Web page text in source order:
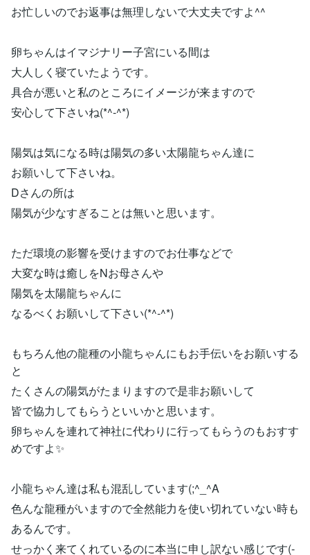
お忙しいのでお返事は無理しないで大丈夫ですよ^^
卵ちゃんはイマジナリー子宮にいる間は
大人しく寝ていたようです。
具合が悪いと私のところにイメージが来ますので
安心して下さいね(*^-^*)
陽気は気になる時は陽気の多い太陽龍ちゃん達に
お願いして下さいね。
Dさんの所は
陽気が少なすぎることは無いと思います。
ただ環境の影響を受けますのでお仕事などで
大変な時は癒しをNお母さんや
陽気を太陽龍ちゃんに
なるべくお願いして下さい(*^-^*)
もちろん他の龍種の小龍ちゃんにもお手伝いをお願いする
と
たくさんの陽気がたまりますので是非お願いして
皆で協力してもらうといいかと思います。
卵ちゃんを連れて神社に代わりに行ってもらうのもおすす
めですよ✨
小龍ちゃん達は私も混乱しています(;^_^A
色んな龍種がいますので全然能力を使い切れていない時も
あるんです。
せっかく来てくれているのに本当に申し訳ない感じです(-